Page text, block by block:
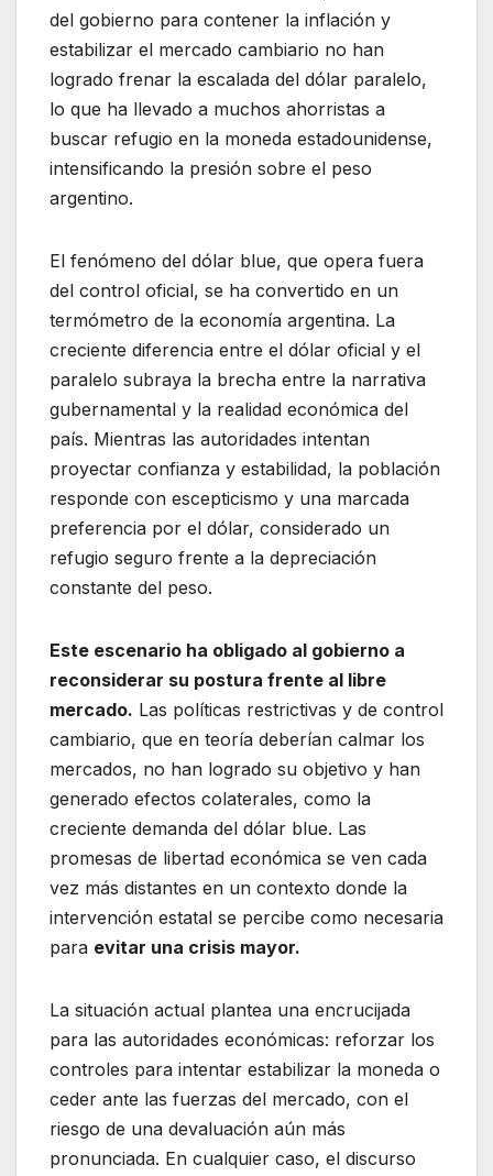
del gobierno para contener la inflación y
estabilizar el mercado cambiario no han
logrado frenar la escalada del dólar paralelo,
lo que ha llevado a muchos ahorristas a
buscar refugio en la moneda estadounidense,
intensificando la presión sobre el peso
argentino.
El fenómeno del dólar blue, que opera fuera
del control oficial, se ha convertido en un
termómetro de la economía argentina. La
creciente diferencia entre el dólar oficial y el
paralelo subraya la brecha entre la narrativa
gubernamental y la realidad económica del
país. Mientras las autoridades intentan
proyectar confianza y estabilidad, la población
responde con escepticismo y una marcada
preferencia por el dólar, considerado un
refugio seguro frente a la depreciación
constante del peso.
Este escenario ha obligado al gobierno a
reconsiderar su postura frente al libre
mercado. Las políticas restrictivas y de control
cambiario, que en teoría deberían calmar los
mercados, no han logrado su objetivo y han
generado efectos colaterales, como la
creciente demanda del dólar blue. Las
promesas de libertad económica se ven cada
vez más distantes en un contexto donde la
intervención estatal se percibe como necesaria
para evitar una crisis mayor.
La situación actual plantea una encrucijada
para las autoridades económicas: reforzar los
controles para intentar estabilizar la moneda o
ceder ante las fuerzas del mercado, con el
riesgo de una devaluación aún más
pronunciada. En cualquier caso, el discurso